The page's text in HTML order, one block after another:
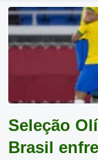
Seleção
Brasil